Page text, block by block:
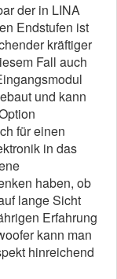
der in LINA
Endstufen ist
kräftiger
Fall auch
und kann
für einen
in das
haben, ob
lange Sicht
Erfahrung
kann man
hinreichend